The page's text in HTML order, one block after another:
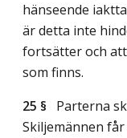
hänseende
är detta inte
fortsätter och
som finns.
25 § Parterna
Skiljemännen